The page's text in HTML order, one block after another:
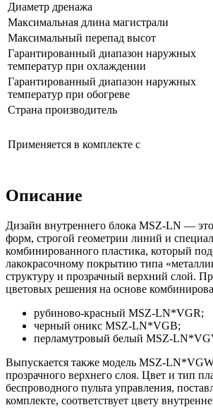
Диаметр дренажа
Максимальная длина магистрали
Максимальный перепад высот
Гарантированный диапазон наружных
температур при охлаждении
Гарантированный диапазон наружных
температур при обогреве
Страна производитель
Применяется в комплекте с
Описание
Дизайн внутреннего блока MSZ-LN —
форм, строгой геометрии линий и
комбинированного пластика, который
лакокрасочному покрытию типа
структуру и прозрачный верхний слой.
цветовых решения на основе
рубиново-красный MSZ-LN*VGR;
черный оникс MSZ-LN*VGB;
перламутровый белый MSZ-
Выпускается также модель MSZ-LN*VGW
прозрачного верхнего слоя. Цвет и тип
беспроводного пульта управления,
комплекте, соответствует цвету